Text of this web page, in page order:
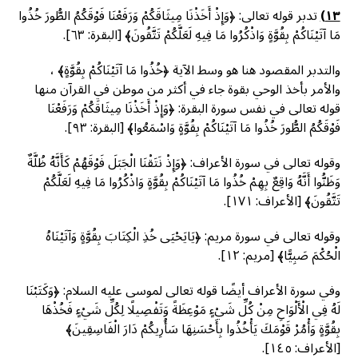
١٣)تدبر قوله تعالى: ﴿وَإِذْ أَخَذْنَا مِيثَاقَكُمْ وَرَفَعْنَا فَوْقَكُمُ الطُّورَ خُذُوا
مَا آتَيْنَاكُمْ بِقُوَّةٍ وَاذْكُرُوا مَا فِيهِ لَعَلَّكُمْ تَتَّقُونَ﴾ [البقرة: ٦٣].
والتدبر المقصود هنا هو وسط الآية ﴿خُذُوا مَا آتَيْنَاكُمْ بِقُوَّةٍ﴾ ،
والأمر بأخذ الوحي بقوة جاء في أكثر من موطن في القرآن منها
قوله تعالى في نفس سورة البقرة: ﴿وَإِذْ أَخَذْنَا مِيثَاقَكُمْ وَرَفَعْنَا
فَوْقَكُمُ الطُّورَ خُذُوا مَا آتَيْنَاكُمْ بِقُوَّةٍ وَاسْمَعُوا﴾ [البقرة: ٩٣].
وقوله تعالى في سورة الأعراف: ﴿وَإِذْ نَتَقْنَا الْجَبَلَ فَوْقَهُمْ كَأَنَّهُ ظُلَّةٌ
وَظَنُّوا أَنَّهُ وَاقِعٌ بِهِمْ خُذُوا مَا آتَيْنَاكُمْ بِقُوَّةٍ وَاذْكُرُوا مَا فِيهِ لَعَلَّكُمْ
تَتَّقُونَ﴾ [الأعراف: ١٧١].
وقوله تعالى في سورة مريم: ﴿يَايَحْيَى خُذِ الْكِتَابَ بِقُوَّةٍ وَآتَيْنَاهُ
الْحُكْمَ صَبِيًّا﴾ [مريم: ١٢].
وفي سورة الأعراف أيضًا قوله تعالى لموسى عليه السلام: ﴿وَكَتَبْنَا
لَهُ فِي الْأَلْوَاحِ مِنْ كُلِّ شَيْءٍ مَوْعِظَةً وَتَفْصِيلًا لِكُلِّ شَيْءٍ فَخُذْهَا
بِقُوَّةٍ وَأْمُرْ قَوْمَكَ يَأْخُذُوا بِأَحْسَنِهَا سَأُرِيكُمْ دَارَ الْفَاسِقِينَ﴾
[الأعراف: ١٤٥].